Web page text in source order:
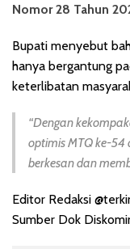
Nomor 28 Tahun
Bupati menyebut
hanya bergantung
keterlibatan
“Dengan
optimis MTQ ke-54
berkesan dan
Editor Redaksi
Sumber Dok